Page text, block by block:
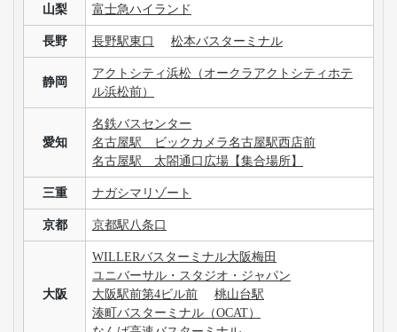
山梨 富士急ハイランド
長野 長野駅東口 松本バスターミナル
静岡
アクトシティ浜松（オークラアクトシティホテ
ル浜松前）
愛知
名鉄バスセンター
名古屋駅 ビックカメラ名古屋駅西店前
名古屋駅 太閤通口広場【集合場所】
三重 ナガシマリゾート
京都 京都駅八条口
大阪
WILLERバスターミナル大阪梅田
ユニバーサル・スタジオ・ジャパン
大阪駅前第4ビル前
桃山台駅
湊町バスターミナル（OCAT）